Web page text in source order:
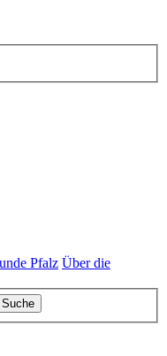
Pfalz Über die
Suche